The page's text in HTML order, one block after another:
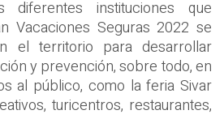
instituciones que
Vacaciones Seguras 2022 se
el territorio para desarrollar
y prevención, sobre todo, en
al público, como la feria Sivar
turicentros, restaurantes,